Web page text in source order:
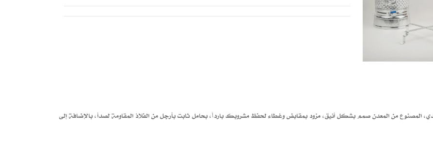
المصنوع من المعدن صمم بشكل أنيق، مزود بمقابض وغطاء لحفظ مشروبك بارداً، بحامل ثابت بأرجل من الفلاذ المقاومة لصدأ، بالإضافة إلى